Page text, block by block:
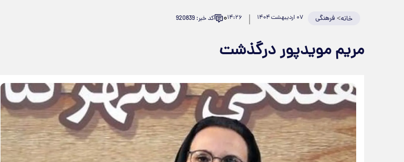
خانه>فرهنگی ۰۷ اردیبهشت ۱۴۰۴ ۱۴:۲۶۰ کد خبر: 920839
مریم مویدپور درگذشت